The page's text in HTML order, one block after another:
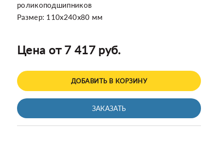
роликоподшипников
Размер: 110x240x80 мм
Цена от 7 417 руб.
ДОБАВИТЬ В КОРЗИНУ
ЗАКАЗАТЬ